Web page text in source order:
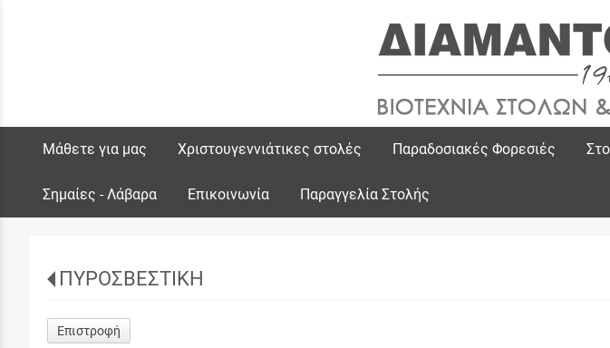
Μάθετε για μας Χριστουγεννιάτικες στολές Παραδοσιακές Φορεσιές
Σημαίες - Λάβαρα Επικοινωνία Παραγγελία Στολής
ΠΥΡΟΣΒΕΣΤΙΚΗ
Επιστροφή